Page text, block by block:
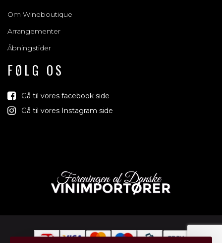
Om Wineboutique
Arrangementer
Åbningstider
FØLG OS
Gå til vores facebook side
Gå til vores Instagram side